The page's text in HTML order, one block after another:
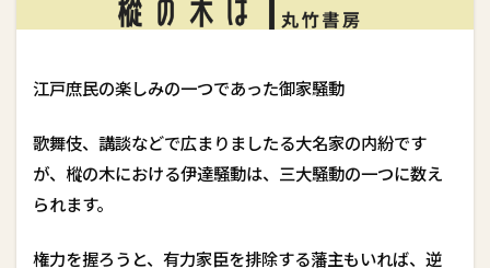
江戸庶民の楽しみの一つであった御家騒動
歌舞伎、講談などで広まりましたる大名家の内紛です
が、樅の木における伊達騒動は、三大騒動の一つに数え
られます。
権力を握ろうと、有力家臣を排除する藩主もいれば、逆